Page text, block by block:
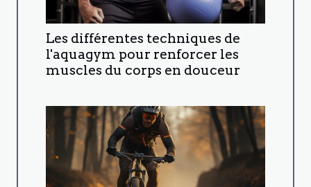
Les différentes techniques de
l'aquagym pour renforcer les
muscles du corps en douceur